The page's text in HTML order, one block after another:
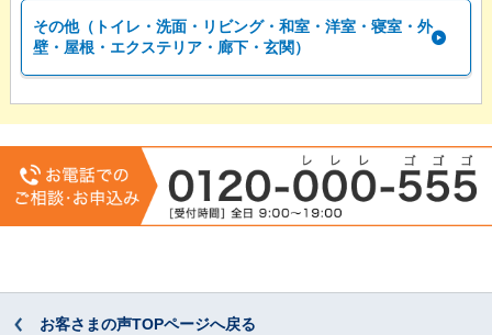
その他（トイレ・洗面・リビング・和室・洋室・寝室・外
壁・屋根・エクステリア・廊下・玄関）
お客さまの声TOPページへ戻る